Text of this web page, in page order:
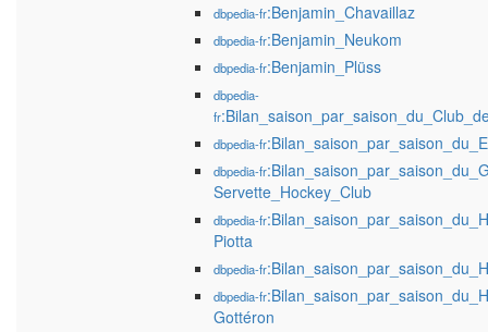
dbpedia-fr:Benjamin_Chavaillaz
dbpedia-fr:Benjamin_Neukom
dbpedia-fr:Benjamin_Plüss
dbpedia-
fr
dbpedia-fr
dbpedia-fr
Servette_Hockey_Club
dbpedia-fr
Piotta
dbpedia-fr
dbpedia-fr
Gottéron